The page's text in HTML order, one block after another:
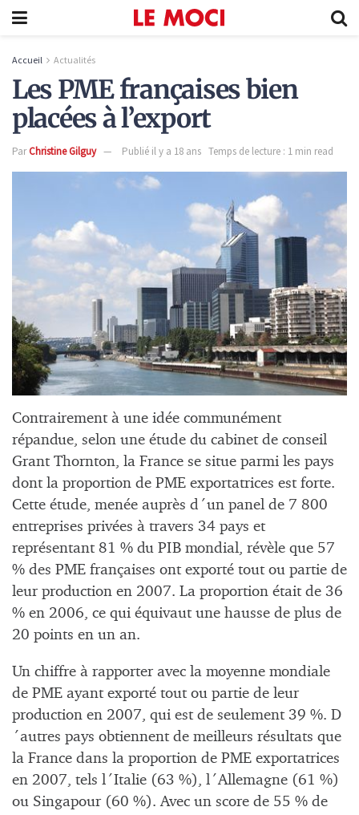
Accueil Actualités
Les PME françaises bien
placées à l’export
ParChristine Gilguy Publié il y a 18 ans Temps de lecture : 1 min read
Contrairement à une idée communément
répandue, selon une étude du cabinet de conseil
Grant Thornton, la France se situe parmi les pays
dont la proportion de PME exportatrices est forte.
Cette étude, menée auprès d´un panel de 7 800
entreprises privées à travers 34 pays et
représentant 81 % du PIB mondial, révèle que 57
% des PME françaises ont exporté tout ou partie de
leur production en 2007. La proportion était de 36
% en 2006, ce qui équivaut une hausse de plus de
20 points en un an.
Un chiffre à rapporter avec la moyenne mondiale
de PME ayant exporté tout ou partie de leur
production en 2007, qui est de seulement 39 %. D
´autres pays obtiennent de meilleurs résultats que
la France dans la proportion de PME exportatrices
en 2007, tels l´Italie (63 %), l´Allemagne (61 %)
ou Singapour (60 %). Avec un score de 55 % de